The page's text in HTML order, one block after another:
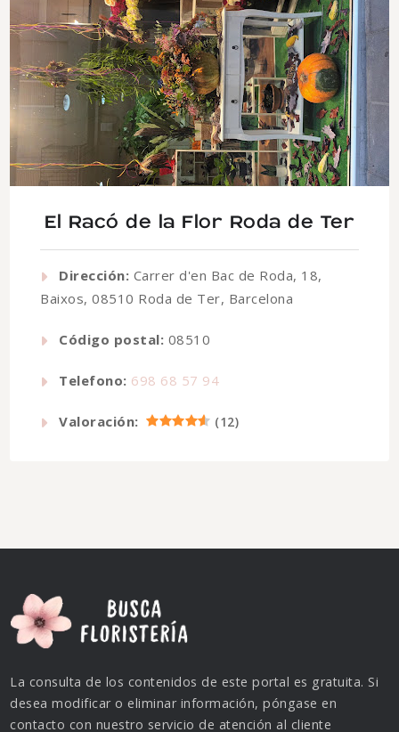
El Racó de la Flor Roda de Ter
Dirección: Carrer d'en Bac de Roda, 18,
Baixos, 08510 Roda de Ter, Barcelona
Código postal: 08510
Telefono: 698 68 57 94
Valoración: (12)
La consulta de los contenidos de este portal es gratuita. Si
desea modificar o eliminar información, póngase en
contacto con nuestro servicio de atención al cliente